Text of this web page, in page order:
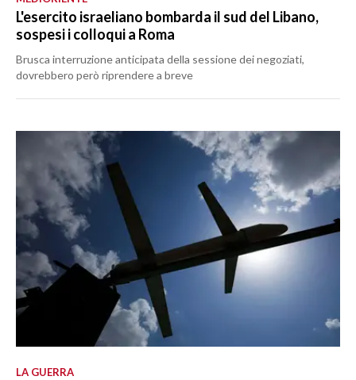
L'esercito israeliano bombarda il sud del Libano,
sospesi i colloqui a Roma
Brusca interruzione anticipata della sessione dei negoziati,
dovrebbero però riprendere a breve
LA GUERRA